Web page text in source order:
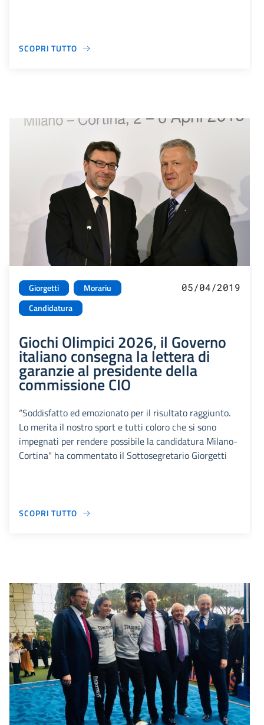
SCOPRI TUTTO
Giorgetti
Morariu
Candidatura
05/04/2019
Giochi Olimpici 2026, il Governo
italiano consegna la lettera di
garanzie al presidente della
commissione CIO
“Soddisfatto ed emozionato per il risultato raggiunto.
Lo merita il nostro sport e tutti coloro che si sono
impegnati per rendere possibile la candidatura Milano-
Cortina" ha commentato il Sottosegretario Giorgetti
SCOPRI TUTTO